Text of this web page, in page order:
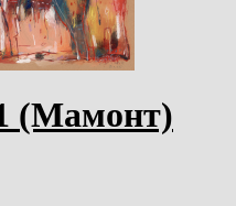
(Мамонт)